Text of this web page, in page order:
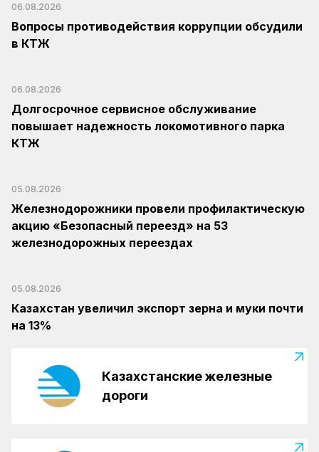
06.08.2026
Вопросы противодействия коррупции обсудили
в КТЖ
06.08.2026
Долгосрочное сервисное обслуживание
повышает надежность локомотивного парка
КТЖ
05.08.2026
Железнодорожники провели профилактическую
акцию «Безопасный переезд» на 53
железнодорожных переездах
05.08.2026
Казахстан увеличил экспорт зерна и муки почти
на 13%
Казахстанские железные
дороги